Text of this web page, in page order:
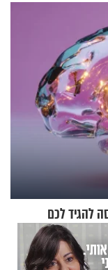
להגיד לכם